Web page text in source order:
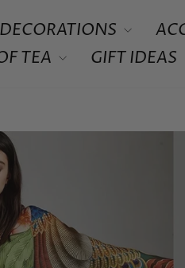
DECORATIONS
TEA
GIFT IDEAS